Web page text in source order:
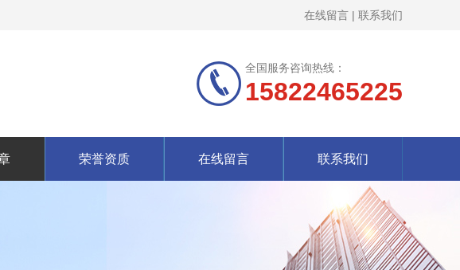
在线留言 | 联系我们
全国服务咨询热线：
15822465225
荣誉资质 在线留言 联系我们